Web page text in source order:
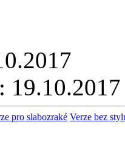
19.10.2017
pro slabozraké Verze bez